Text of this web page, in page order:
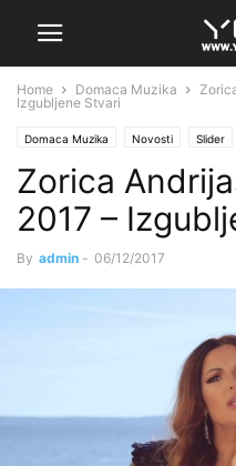
Home Domaca Muzika
Izgubljene Stvari
Domaca Muzika Novosti Slider
Zorica
2017 –
By admin - 06/12/2017